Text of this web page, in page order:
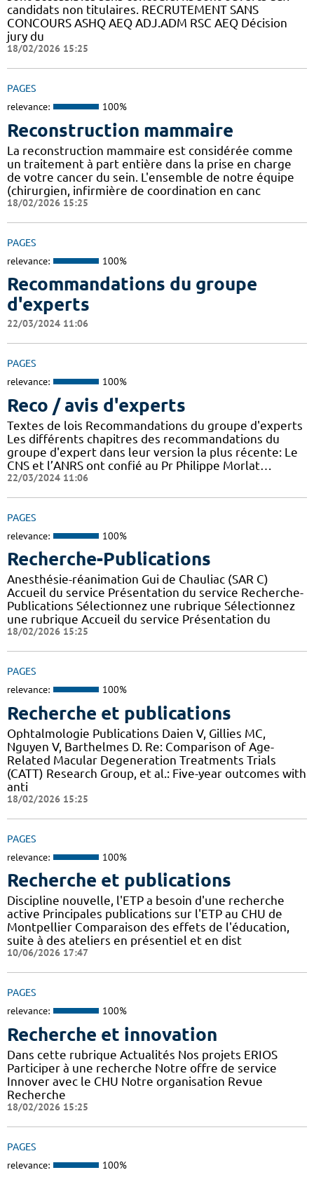
candidats non titulaires. RECRUTEMENT SANS
CONCOURS ASHQ AEQ ADJ.ADM RSC AEQ Décision
jury du
18/02/2026 15:25
PAGES
relevance: 100%
Reconstruction mammaire
La reconstruction mammaire est considérée comme
un traitement à part entière dans la prise en charge
de votre cancer du sein. L'ensemble de notre équipe
(chirurgien, infirmière de coordination en canc
18/02/2026 15:25
PAGES
relevance: 100%
Recommandations du groupe
d'experts
22/03/2024 11:06
PAGES
relevance: 100%
Reco / avis d'experts
Textes de lois Recommandations du groupe d'experts
Les différents chapitres des recommandations du
groupe d'expert dans leur version la plus récente: Le
CNS et l’ANRS ont confié au Pr Philippe Morlat…
22/03/2024 11:06
PAGES
relevance: 100%
Recherche-Publications
Anesthésie-réanimation Gui de Chauliac (SAR C)
Accueil du service Présentation du service Recherche-
Publications Sélectionnez une rubrique Sélectionnez
une rubrique Accueil du service Présentation du
18/02/2026 15:25
PAGES
relevance: 100%
Recherche et publications
Ophtalmologie Publications Daien V, Gillies MC,
Nguyen V, Barthelmes D. Re: Comparison of Age-
Related Macular Degeneration Treatments Trials
(CATT) Research Group, et al.: Five-year outcomes with
anti
18/02/2026 15:25
PAGES
relevance: 100%
Recherche et publications
Discipline nouvelle, l'ETP a besoin d'une recherche
active Principales publications sur l'ETP au CHU de
Montpellier Comparaison des effets de l'éducation,
suite à des ateliers en présentiel et en dist
10/06/2026 17:47
PAGES
relevance: 100%
Recherche et innovation
Dans cette rubrique Actualités Nos projets ERIOS
Participer à une recherche Notre offre de service
Innover avec le CHU Notre organisation Revue
Recherche
18/02/2026 15:25
PAGES
relevance: 100%